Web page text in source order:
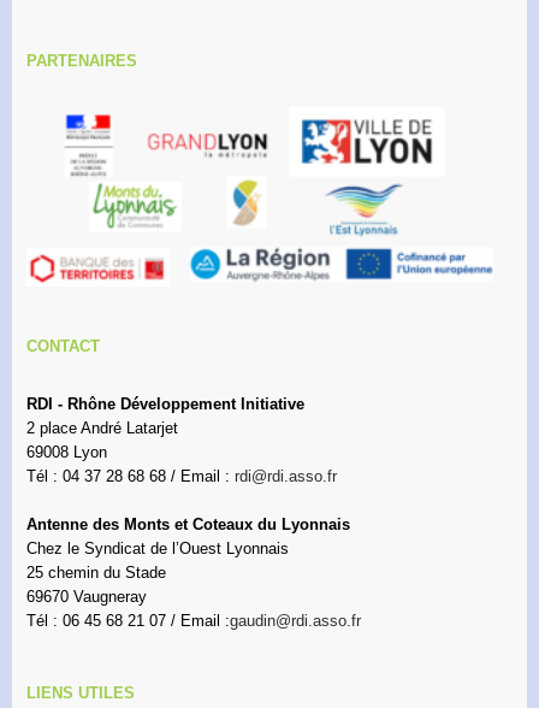
PARTENAIRES
CONTACT
RDI - Rhône Développement Initiative
2 place André Latarjet
69008 Lyon
Tél : 04 37 28 68 68 / Email : rdi@rdi.asso.fr
Antenne des Monts et Coteaux du Lyonnais
Chez le Syndicat de l’Ouest Lyonnais
25 chemin du Stade
69670 Vaugneray
Tél : 06 45 68 21 07 / Email :gaudin@rdi.asso.fr
LIENS UTILES